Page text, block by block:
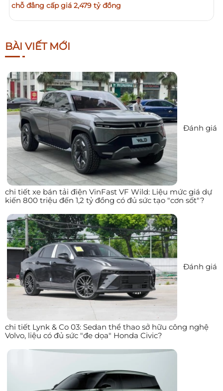
chỗ đẳng cấp giá 2,479 tỷ đồng
BÀI VIẾT MỚI
Đánh giá
chi tiết xe bán tải điện VinFast VF Wild: Liệu mức giá dự
kiến 800 triệu đến 1,2 tỷ đồng có đủ sức tạo "cơn sốt"?
Đánh giá
chi tiết Lynk & Co 03: Sedan thể thao sở hữu công nghệ
Volvo, liệu có đủ sức "đe dọa" Honda Civic?